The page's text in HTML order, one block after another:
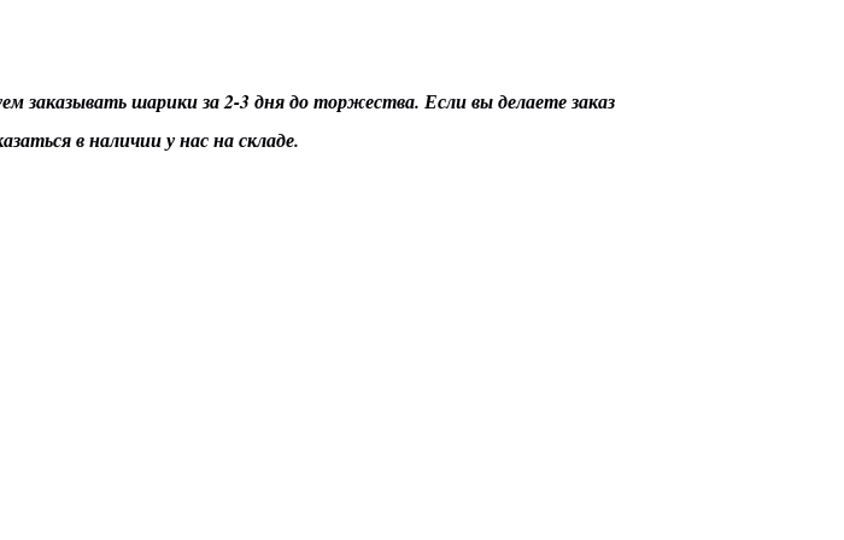
заказывать шарики за 2-3 дня до торжества. Если вы делаете заказ
в наличии у нас на складе.